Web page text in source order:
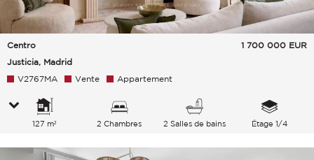
Centro
Justicia, Madrid
1 700 000 EUR
V2767MA Vente Appartement
127 m² 2 Chambres 2 Salles de bains Étage 1/4